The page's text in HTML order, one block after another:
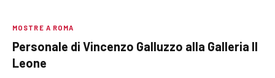
MOSTRE A ROMA
Personale di Vincenzo Galluzzo alla Galleria Il
Leone